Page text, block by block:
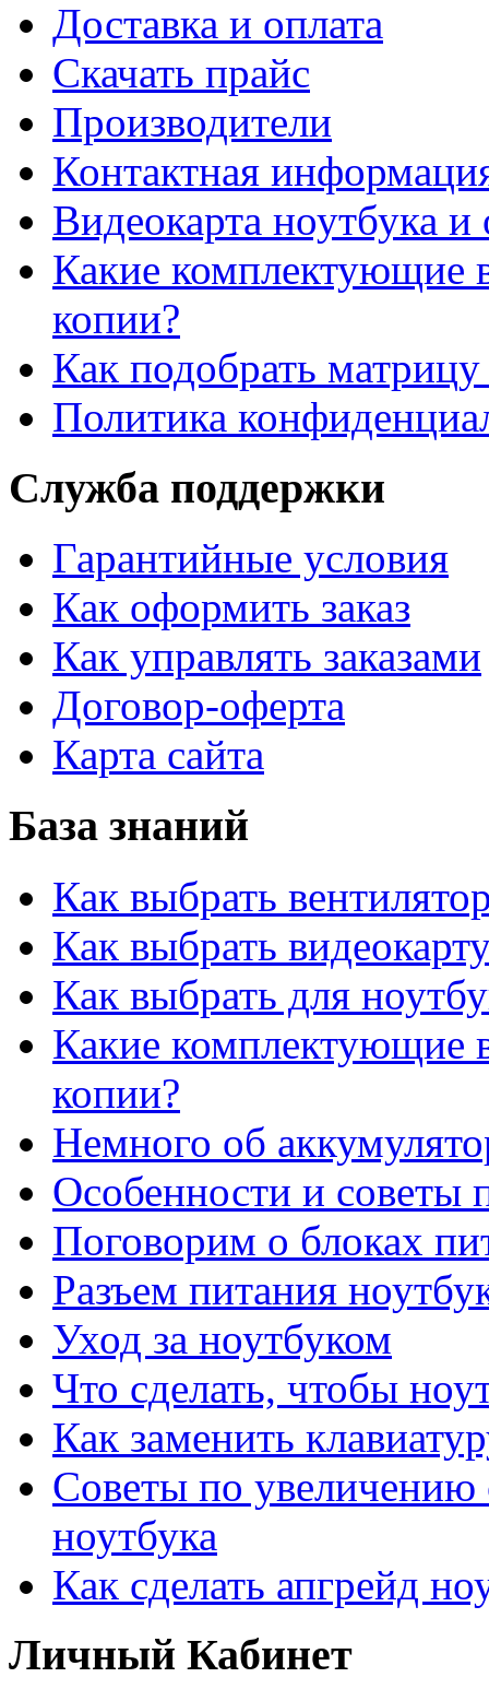
Доставка и оплата
Cкачать прайс
Производители
Контактная
Видеокарта ноутбука
Какие комплектующие
копии?
Как подобрать
Политика
Служба поддержки
Гарантийные условия
Как оформить заказ
Как управлять заказами
Договор-оферта
Карта сайта
База знаний
Как выбрать
Как выбрать
Как выбрать для
Какие комплектующие
копии?
Немного об
Особенности и советы
Поговорим о блоках
Разъем питания
Уход за ноутбуком
Что сделать, чтобы
Как заменить
Советы по увеличению
ноутбука
Как сделать апгрейд
Личный Кабинет